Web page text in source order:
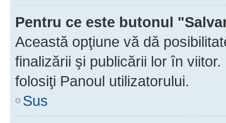
Pentru ce este butonul
Această opţiune vă dă
finalizării şi publicării lor în
folosiţi Panoul utilizatorului.
Sus